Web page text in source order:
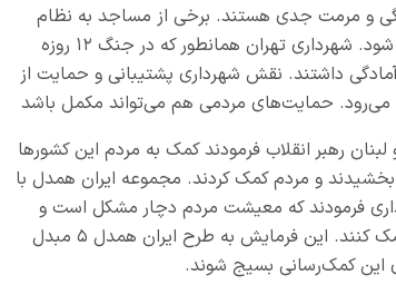
تهران نیازمند رسیدگی و مرمت جدی هستند. برخی از مساجد به نظام
مهندسی ارجاع شده است و بناست برخی از مساجد بازسازی کامل شود. شهرداری تهران همانطور که در جنگ ۱۲ روزه
داشتند. نقش شهرداری پشتیبانی و حمایت از
حمایت‌های مردمی هم می‌تواند مکمل باشد
رهبر انقلاب فرمودند کمک به مردم این کشورها
و مردم کمک کردند. مجموعه ایران همدل با
فرمودند که معیشت مردم دچار مشکل است و
مسئولین در این زمینه باید به وظیفه خود عمل کنند و مردم هم کمک کنند. این فرمایش به طرح ایران همدل ۵ مبدل